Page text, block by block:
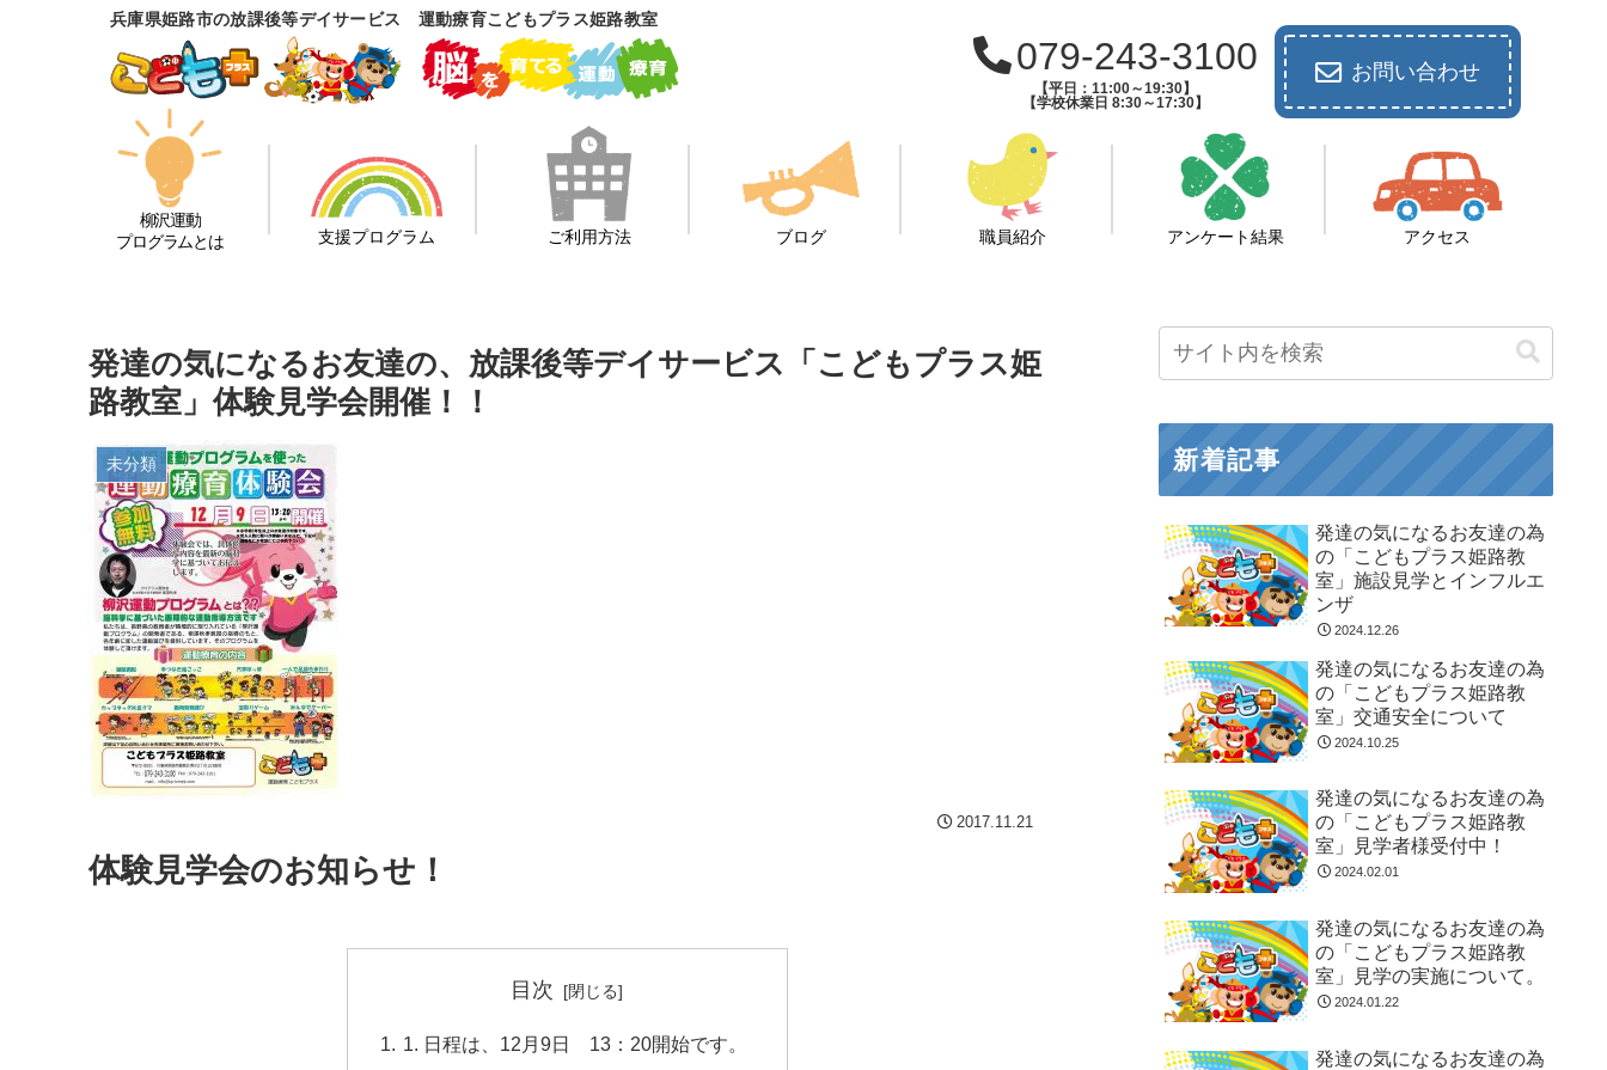
兵庫県姫路市の放課後等デイサービス 運動療育こどもプラス姫路教室
079-243-3100
【平日：11:00～19:30】
【学校休業日 8:30～17:30】
お問い合わせ
柳沢運動
プログラムとは
支援プログラム ご利用方法 ブログ 職員紹介 アンケート結果 アクセス
発達の気になるお友達の、放課後等デイサービス「こどもプラス姫
路教室」体験見学会開催！！
未分類
2017.11.21
体験見学会のお知らせ！
目次
日程は、12月9日 13：20開始です。
新着記事
発達の気になるお友達の為
の「こどもプラス姫路教
室」施設見学とインフルエ
ンザ
2024.12.26
発達の気になるお友達の為
の「こどもプラス姫路教
室」交通安全について
2024.10.25
発達の気になるお友達の為
の「こどもプラス姫路教
室」見学者様受付中！
2024.02.01
発達の気になるお友達の為
の「こどもプラス姫路教
室」見学の実施について。
2024.01.22
発達の気になるお友達の為